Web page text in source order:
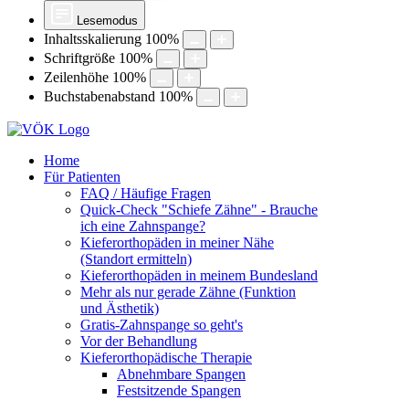
Lesemodus
Inhaltsskalierung 100%
Schriftgröße 100%
Zeilenhöhe 100%
Buchstabenabstand 100%
Home
Für Patienten
FAQ / Häufige Fragen
Quick-Check "Schiefe Zähne" - Brauche
ich eine Zahnspange?
Kieferorthopäden in meiner Nähe
(Standort ermitteln)
Kieferorthopäden in meinem Bundesland
Mehr als nur gerade Zähne (Funktion
und Ästhetik)
Gratis-Zahnspange so geht's
Vor der Behandlung
Kieferorthopädische Therapie
Abnehmbare Spangen
Festsitzende Spangen